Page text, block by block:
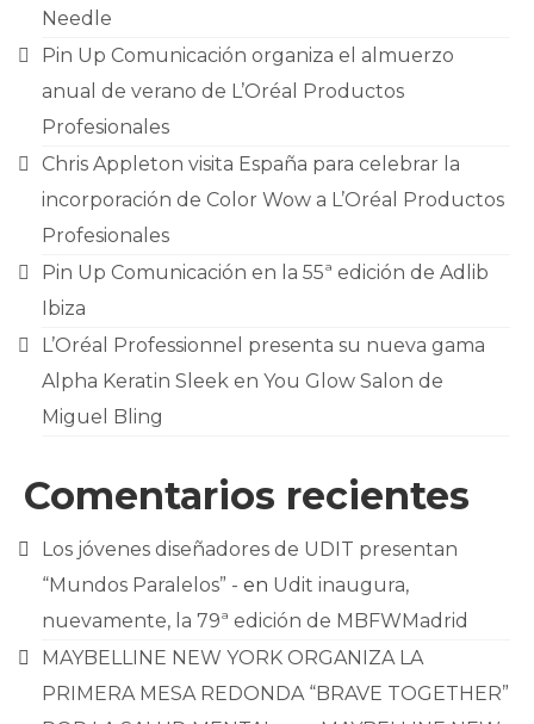
Needle
Pin Up Comunicación organiza el almuerzo
anual de verano de L’Oréal Productos
Profesionales
Chris Appleton visita España para celebrar la
incorporación de Color Wow a L’Oréal Productos
Profesionales
Pin Up Comunicación en la 55ª edición de Adlib
Ibiza
L’Oréal Professionnel presenta su nueva gama
Alpha Keratin Sleek en You Glow Salon de
Miguel Bling
Comentarios recientes
Los jóvenes diseñadores de UDIT presentan
“Mundos Paralelos” - en Udit inaugura,
nuevamente, la 79ª edición de MBFWMadrid
MAYBELLINE NEW YORK ORGANIZA LA
PRIMERA MESA REDONDA “BRAVE TOGETHER”